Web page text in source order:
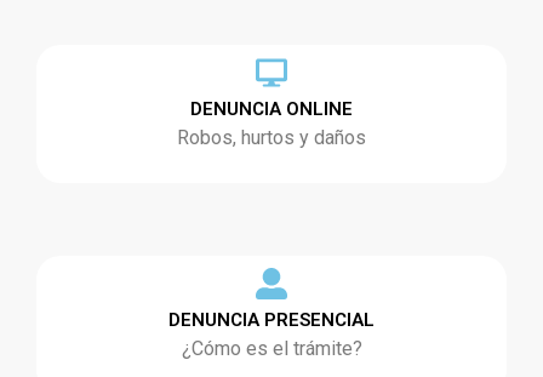
DENUNCIA ONLINE
Robos, hurtos y daños
DENUNCIA PRESENCIAL
¿Cómo es el trámite?